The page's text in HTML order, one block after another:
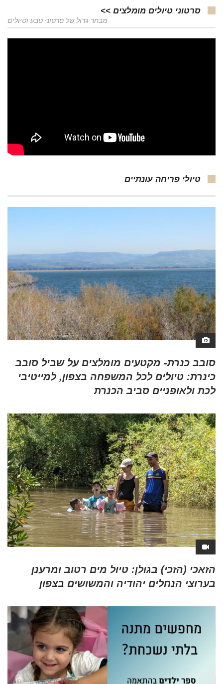
סרטוני טיולים מומלצים >>
מבחר גדול של סרטוני טבע וטיולים
טיולי פריחה עונתיים
סובב כנרת- מקטעים מומלצים על שביל סובב
כינרת: טיולים לכל המשפחה בצפון, למייטיבי
לכת ולאופניים סביב הכנרת
הזאכי (הזכי) בגולן: טיול מים רטוב ומרענן
בערוצי הנחלים יהודיה והמשושים בצפון